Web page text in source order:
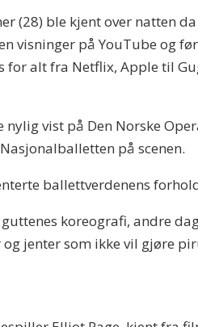
(28) ble kjent over natten
visninger på YouTube og
for alt fra Netflix, Apple til
nylig vist på Den Norske
på scenen.
ballettverdenens
koreografi, andre
jenter som ikke vil gjøre